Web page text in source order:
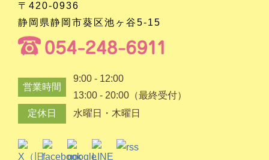
〒420-0936
静岡県静岡市葵区池ヶ谷5-15
営業時間
9:00 - 12:00
13:00 - 20:00（最終受付）
定休日
水曜日・木曜日